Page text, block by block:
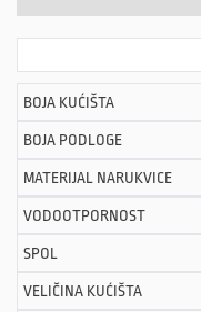
BOJA KUĆIŠTA
BOJA PODLOGE
MATERIJAL NARUKVICE
VODOOTPORNOST
SPOL
VELIČINA KUĆIŠTA